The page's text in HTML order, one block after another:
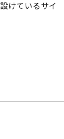
けているサイ